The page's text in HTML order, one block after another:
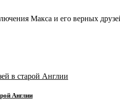
Макса и его верных
Англии